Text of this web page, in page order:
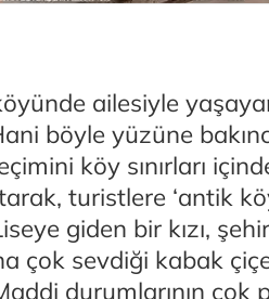
ailesiyle
böyle yüzüne
köy sınırları
turistlere ‘antik
giden bir kızı,
çok sevdiği kabak
durumlarının çok